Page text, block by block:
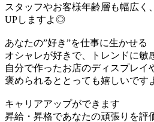
スタッフやお客様年齢層も幅広く
UPしますよ◎
あなたの”好き”を仕事に生かせる
オシャレが好きで、トレンドに敏
自分で作ったお店のディスプレイ
褒められるととっても嬉しいです
キャリアアップができます
昇給・昇格であなたの頑張りを評